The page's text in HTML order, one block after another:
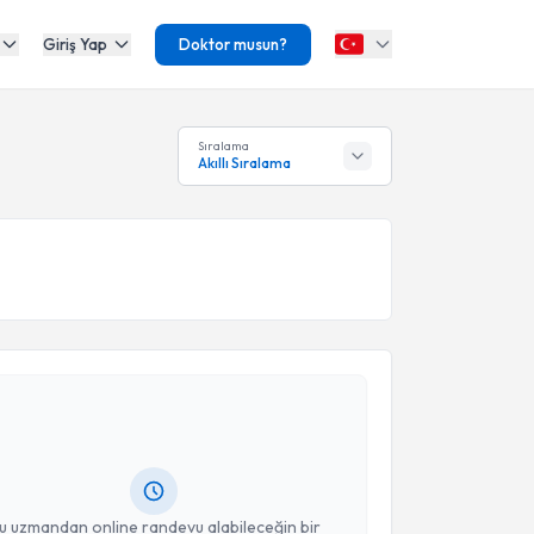
Giriş Yap Doktor musun?
Sıralama
Akıllı Sıralama
uzmandan online randevu alabileceğin bir
Talebi